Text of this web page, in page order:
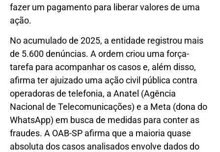
fazer um pagamento para liberar valores de uma
ação.
No acumulado de 2025, a entidade registrou mais
de 5.600 denúncias. A ordem criou uma força-
tarefa para acompanhar os casos e, além disso,
afirma ter ajuizado uma ação civil pública contra
operadoras de telefonia, a Anatel (Agência
Nacional de Telecomunicações) e a Meta (dona do
WhatsApp) em busca de medidas para conter as
fraudes. A OAB-SP afirma que a maioria quase
absoluta dos casos analisados envolve dados do